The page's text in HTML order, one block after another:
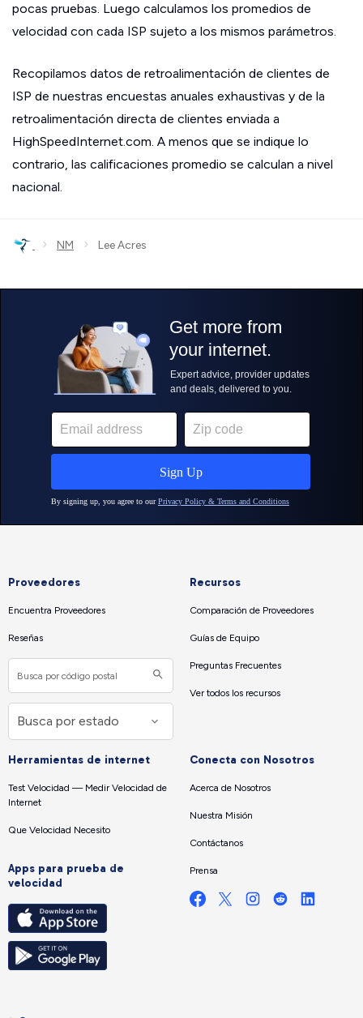
pocas pruebas. Luego calculamos los promedios de
velocidad con cada ISP sujeto a los mismos parámetros.
Recopilamos datos de retroalimentación de clientes de
ISP de nuestras encuestas anuales exhaustivas y de la
retroalimentación directa de clientes enviada a
HighSpeedInternet.com. A menos que se indique lo
contrario, las calificaciones promedio se calculan a nivel
nacional.
› NM › Lee Acres
Proveedores
Encuentra Proveedores
Reseñas
Recursos
Comparación de Proveedores
Guías de Equipo
Preguntas Frecuentes
Ver todos los recursos
Herramientas de internet
Test Velocidad — Medir Velocidad de
Internet
Que Velocidad Necesito
Apps para prueba de
velocidad
Conecta con Nosotros
Acerca de Nosotros
Nuestra Misión
Contáctanos
Prensa